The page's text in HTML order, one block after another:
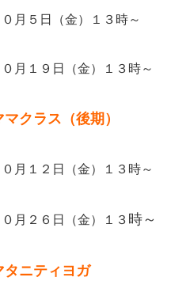
０月５日（金）１３時～
０月１９日（金）１３時～
クラス（後期）
０月１２日（金）１３時～
０月２６日（金）１３ 時～
ニティヨガ